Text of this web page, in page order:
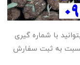
با شماره گیری
نسبت به ثبت سفارش